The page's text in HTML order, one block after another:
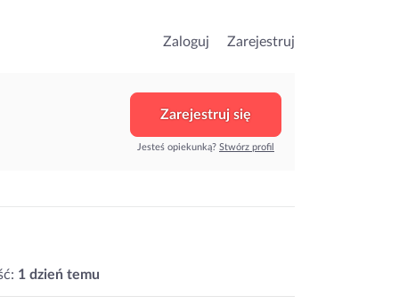
Zaloguj Zarejestruj
Zarejestruj się
Jesteś opiekunką? Stwórz profil
1 dzień temu